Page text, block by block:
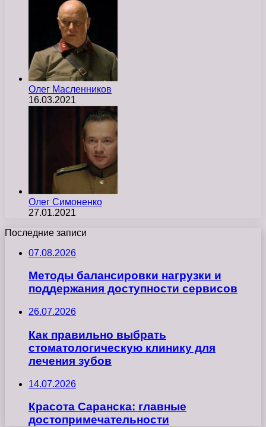
Олег Масленников
16.03.2021
Олег Симоненко
27.01.2021
Последние записи
07.08.2026
Методы балансировки нагрузки и
поддержания доступности сервисов
26.07.2026
Как правильно выбрать
стоматологическую клинику для
лечения зубов
14.07.2026
Красота Саранска: главные
достопримечательности